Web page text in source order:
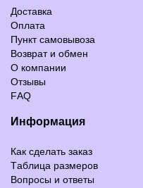
Доставка
Оплата
Пункт самовывоза
Возврат и обмен
О компании
Отзывы
FAQ
Информация
Как сделать заказ
Таблица размеров
Вопросы и ответы